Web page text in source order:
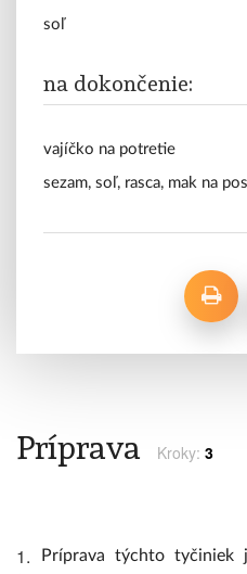
triky
blog
soľ
na dokončenie:
vajíčko na potretie
sezam, soľ, rasca, mak na
Príprava Kroky: 3
1.
Príprava týchto tyčiniek